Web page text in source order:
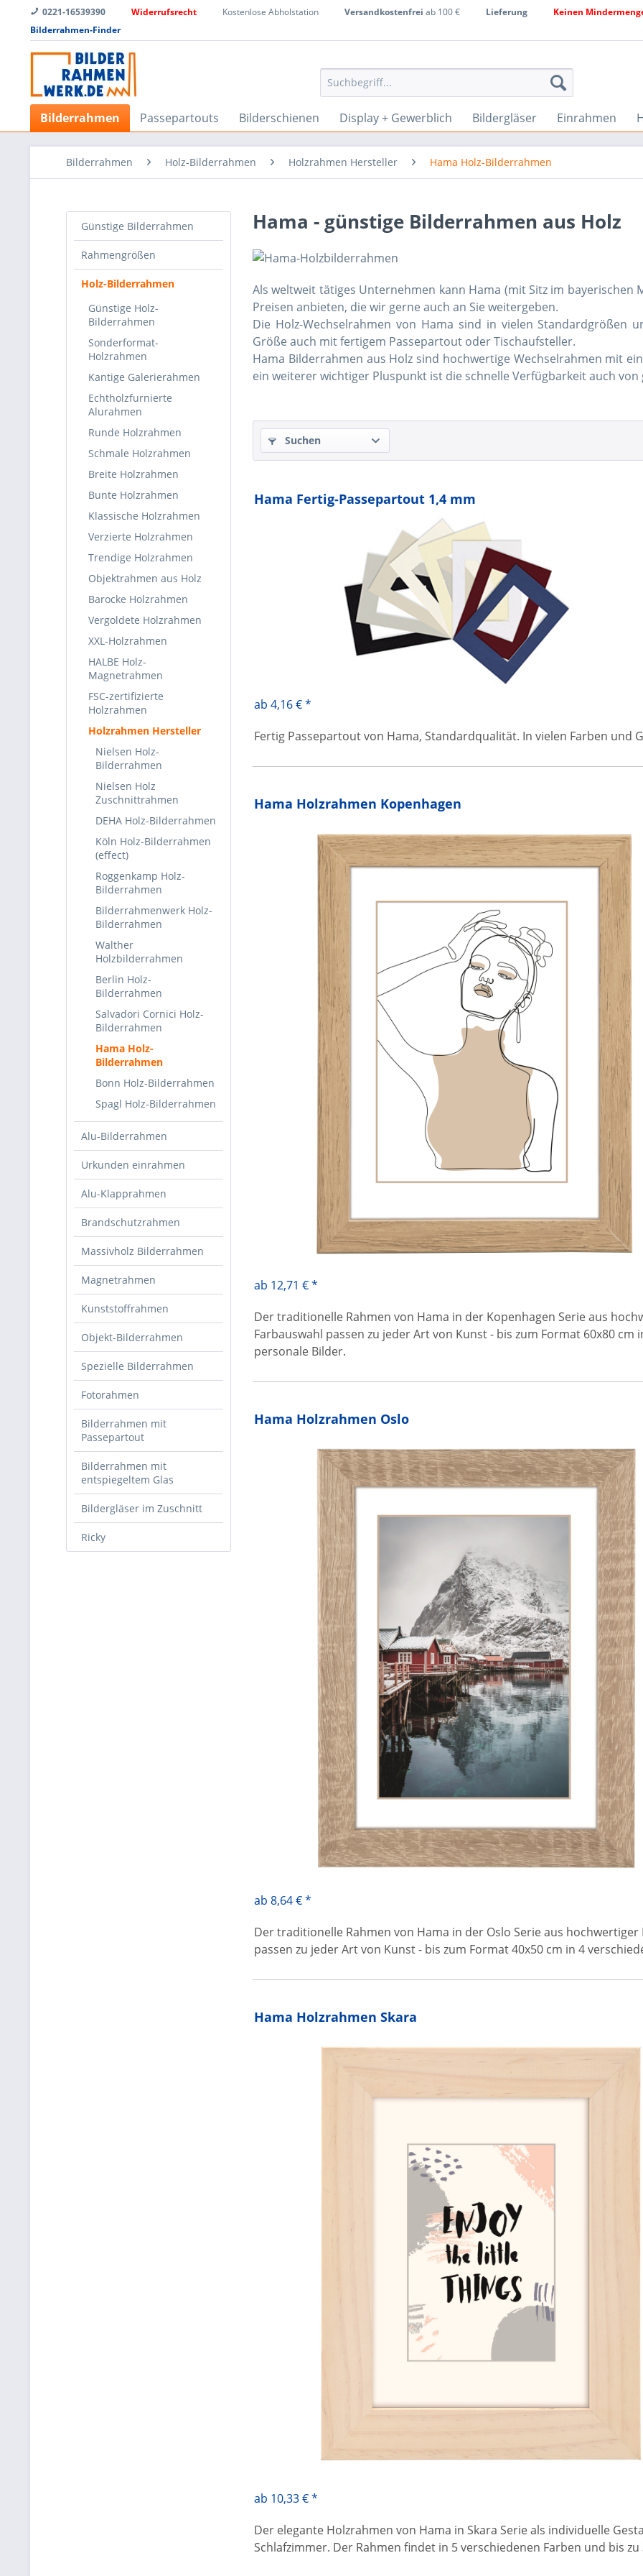
0221-16539390 Widerrufsrecht Kostenlose Abholstation Versandkostenfrei ab 100 € Lieferung
Keinen
Bilderrahmen-Finder
Bilderrahmen Passepartouts Bilderschienen Display + Gewerblich Bildergläser Einrahmen
Bilderrahmen Holz-Bilderrahmen Holzrahmen Hersteller Hama Holz-Bilderrahmen
Günstige Bilderrahmen
Rahmengrößen
Holz-Bilderrahmen
Günstige Holz-
Bilderrahmen
Sonderformat-
Holzrahmen
Kantige Galerierahmen
Echtholzfurnierte
Alurahmen
Runde Holzrahmen
Schmale Holzrahmen
Breite Holzrahmen
Bunte Holzrahmen
Klassische Holzrahmen
Verzierte Holzrahmen
Trendige Holzrahmen
Objektrahmen aus Holz
Barocke Holzrahmen
Vergoldete Holzrahmen
XXL-Holzrahmen
HALBE Holz-
Magnetrahmen
FSC-zertifizierte
Holzrahmen
Holzrahmen Hersteller
Nielsen Holz-
Bilderrahmen
Nielsen Holz
Zuschnittrahmen
DEHA Holz-Bilderrahmen
Köln Holz-Bilderrahmen
(effect)
Roggenkamp Holz-
Bilderrahmen
Bilderrahmenwerk Holz-
Bilderrahmen
Walther
Holzbilderrahmen
Berlin Holz-
Bilderrahmen
Salvadori Cornici Holz-
Bilderrahmen
Hama Holz-
Bilderrahmen
Bonn Holz-Bilderrahmen
Spagl Holz-Bilderrahmen
Alu-Bilderrahmen
Urkunden einrahmen
Alu-Klapprahmen
Brandschutzrahmen
Massivholz Bilderrahmen
Magnetrahmen
Kunststoffrahmen
Objekt-Bilderrahmen
Spezielle Bilderrahmen
Fotorahmen
Bilderrahmen mit
Passepartout
Bilderrahmen mit
entspiegeltem Glas
Bildergläser im Zuschnitt
Ricky
Hama - günstige Bilderrahmen aus Holz
Als weltweit tätiges Unternehmen kann Hama (mit Sitz im bayerischen
Preisen anbieten, die wir gerne auch an Sie weitergeben.
Die Holz-Wechselrahmen von Hama sind in vielen Standardgrößen
Größe auch mit fertigem Passepartout oder Tischaufsteller.
Hama Bilderrahmen aus Holz sind hochwertige Wechselrahmen mit
ein weiterer wichtiger Pluspunkt ist die schnelle Verfügbarkeit auch von
Suchen
Hama Fertig-Passepartout 1,4 mm
ab 4,16 € *
Fertig Passepartout von Hama, Standardqualität. In vielen Farben und
Hama Holzrahmen Kopenhagen
ab 12,71 € *
Der traditionelle Rahmen von Hama in der Kopenhagen Serie aus
Farbauswahl passen zu jeder Art von Kunst - bis zum Format 60x80 cm
personale Bilder.
Hama Holzrahmen Oslo
ab 8,64 € *
Der traditionelle Rahmen von Hama in der Oslo Serie aus
passen zu jeder Art von Kunst - bis zum Format 40x50 cm in 4
Hama Holzrahmen Skara
ab 10,33 € *
Der elegante Holzrahmen von Hama in Skara Serie als individuelle
Schlafzimmer. Der Rahmen findet in 5 verschiedenen Farben und bis